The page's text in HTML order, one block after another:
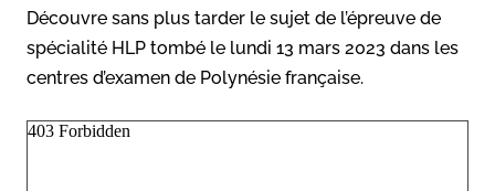
Découvre sans plus tarder le sujet de l’épreuve de
spécialité HLP tombé le lundi 13 mars 2023 dans les
centres d’examen de Polynésie française.